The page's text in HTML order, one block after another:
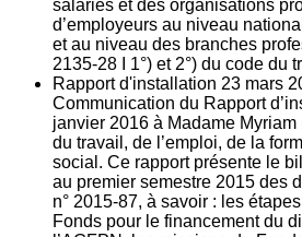
salariés et des organisations
d’employeurs au niveau
et au niveau des branches
2135‐28 I 1°) et 2°) du code du
Rapport d'installation 23 mars
Communication du Rapport
janvier 2016 à Madame
du travail, de l’emploi, de la
social. Ce rapport présente le
au premier semestre 2015 des
n° 2015-87, à savoir : les
Fonds pour le financement du